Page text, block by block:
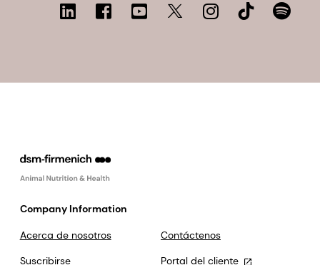
Company Information
Acerca de nosotros
Contáctenos
Suscribirse
Portal del cliente